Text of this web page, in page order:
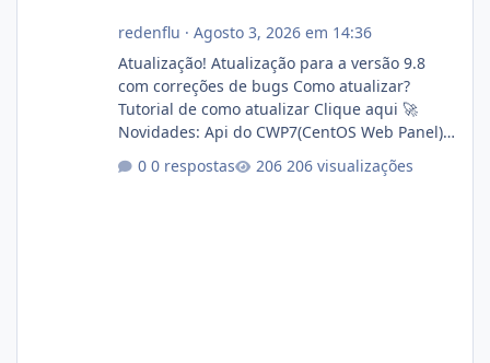
redenflu · Agosto 3, 2026 em 14:36
Atualização! Atualização para a versão 9.8
com correções de bugs Como atualizar?
Tutorial de como atualizar Clique aqui 🚀
Novidades: Api do CWP7(CentOS Web Panel)
autorizado a usasr o isistem:
0 respostas 206 visualizações